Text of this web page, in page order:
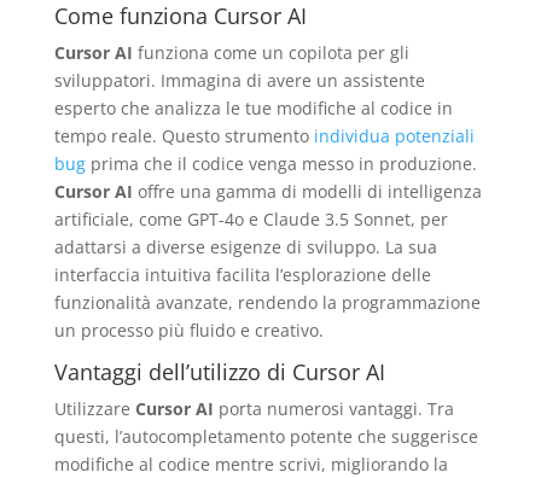
Come funziona Cursor AI
Cursor AI funziona come un copilota per gli
sviluppatori. Immagina di avere un assistente
esperto che analizza le tue modifiche al codice in
tempo reale. Questo strumento individua potenziali
bugprima che il codice venga messo in produzione.
Cursor AI offre una gamma di modelli di intelligenza
artificiale, come GPT-4o e Claude 3.5 Sonnet, per
adattarsi a diverse esigenze di sviluppo. La sua
interfaccia intuitiva facilita l’esplorazione delle
funzionalità avanzate, rendendo la programmazione
un processo più fluido e creativo.
Vantaggi dell’utilizzo di Cursor AI
Utilizzare Cursor AI porta numerosi vantaggi. Tra
questi, l’autocompletamento potente che suggerisce
modifiche al codice mentre scrivi, migliorando la